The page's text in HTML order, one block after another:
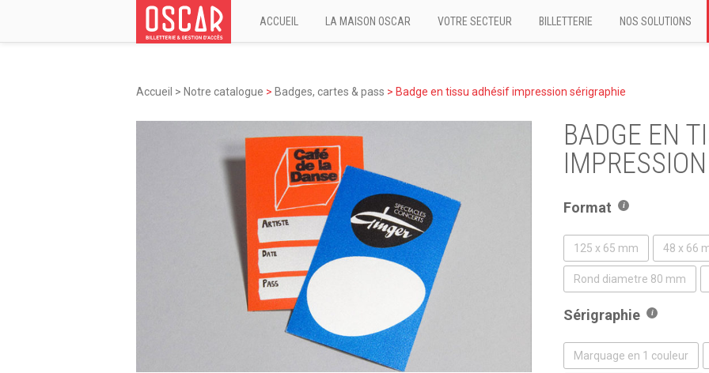
ACCUEIL LA MAISON OSCAR VOTRE SECTEUR BILLETTERIE NOS SOLUTIONS
Accueil > Notre catalogue > Badges, cartes & pass > Badge en tissu adhésif impression sérigraphie
BADGE EN
Format
125 x 65 mm 48 x 66
Rond diametre 80 mm
Sérigraphie
Marquage en 1 couleur